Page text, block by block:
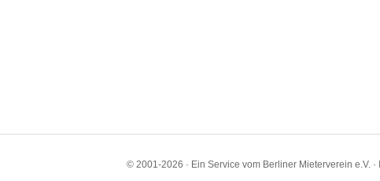
© 2001-2026 · Ein Service vom Berliner Mieterverein e.V. ·